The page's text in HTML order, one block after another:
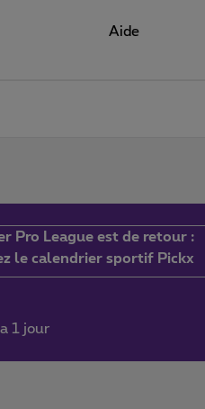
Aide
Pro League est de retour :
le calendrier sportif Pickx
1 jour